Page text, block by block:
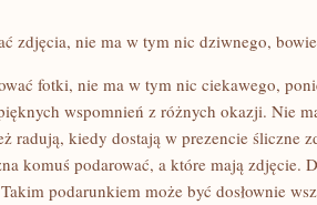
zdjęcia, nie ma w tym nic dziwnego,
fotki, nie ma w tym nic ciekawego,
wspomnień z różnych okazji. Nie
radują, kiedy dostają w prezencie śliczne
komuś podarować, a które mają zdjęcie.
podarunkiem może być dosłownie